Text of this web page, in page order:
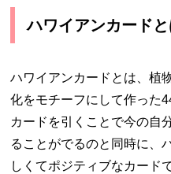
ハワイアンカード
ハワイアンカードとは、植
化をモチーフにして作った
カードを引くことで今の自
ることがでるのと同時に、
しくてポジティブなカード